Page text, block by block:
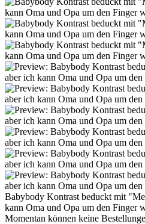
Babybody Kontrast beduckt mit
kann Oma und Opa um den Finger
Momentan können keine